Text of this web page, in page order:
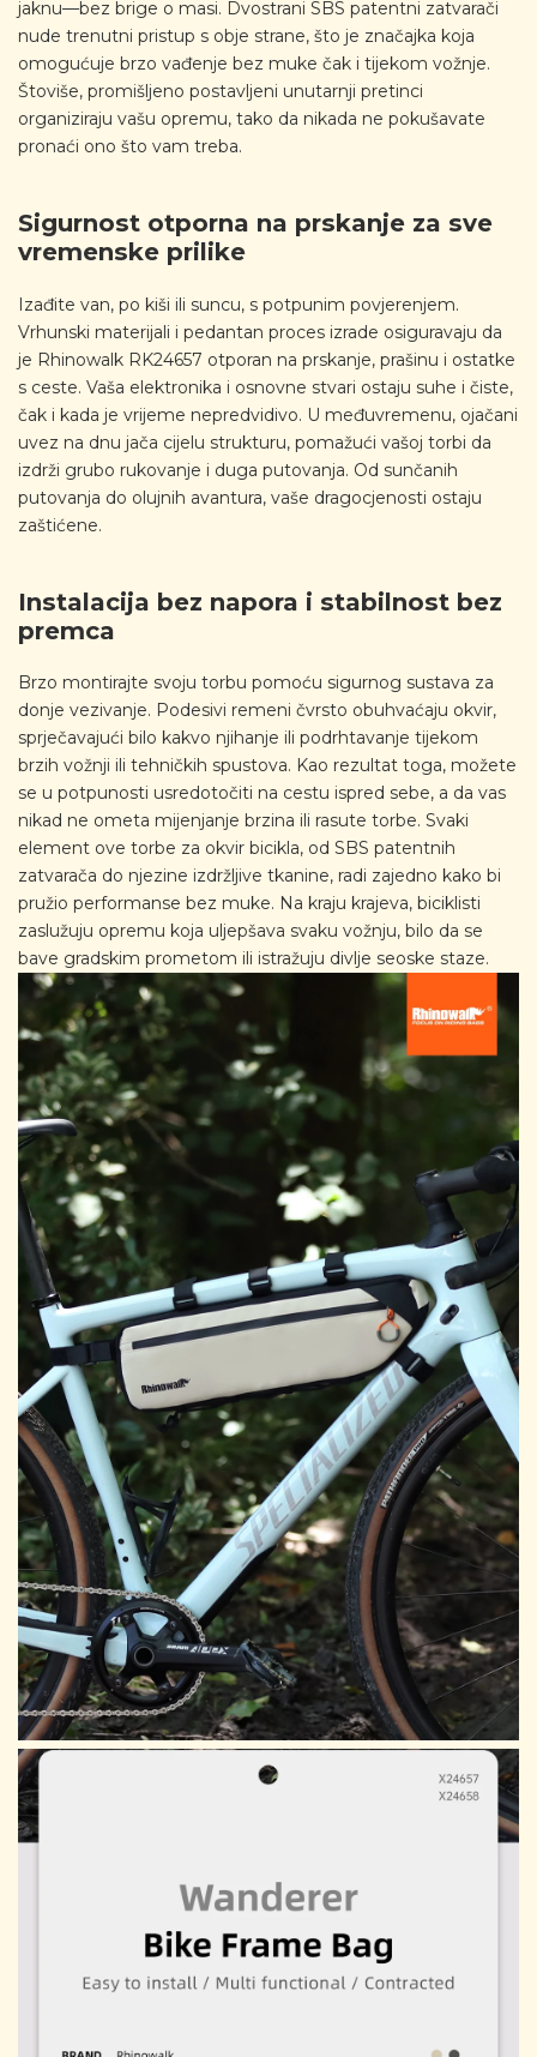
jaknu—bez brige o masi. Dvostrani SBS patentni zatvarači
nude trenutni pristup s obje strane, što je značajka koja
omogućuje brzo vađenje bez muke čak i tijekom vožnje.
Štoviše, promišljeno postavljeni unutarnji pretinci
organiziraju vašu opremu, tako da nikada ne pokušavate
pronaći ono što vam treba.
Sigurnost otporna na prskanje za sve
vremenske prilike
Izađite van, po kiši ili suncu, s potpunim povjerenjem.
Vrhunski materijali i pedantan proces izrade osiguravaju da
je Rhinowalk RK24657 otporan na prskanje, prašinu i ostatke
s ceste. Vaša elektronika i osnovne stvari ostaju suhe i čiste,
čak i kada je vrijeme nepredvidivo. U međuvremenu, ojačani
uvez na dnu jača cijelu strukturu, pomažući vašoj torbi da
izdrži grubo rukovanje i duga putovanja. Od sunčanih
putovanja do olujnih avantura, vaše dragocjenosti ostaju
zaštićene.
Instalacija bez napora i stabilnost bez
premca
Brzo montirajte svoju torbu pomoću sigurnog sustava za
donje vezivanje. Podesivi remeni čvrsto obuhvaćaju okvir,
sprječavajući bilo kakvo njihanje ili podrhtavanje tijekom
brzih vožnji ili tehničkih spustova. Kao rezultat toga, možete
se u potpunosti usredotočiti na cestu ispred sebe, a da vas
nikad ne ometa mijenjanje brzina ili rasute torbe. Svaki
element ove torbe za okvir bicikla, od SBS patentnih
zatvarača do njezine izdržljive tkanine, radi zajedno kako bi
pružio performanse bez muke. Na kraju krajeva, biciklisti
zaslužuju opremu koja uljepšava svaku vožnju, bilo da se
bave gradskim prometom ili istražuju divlje seoske staze.